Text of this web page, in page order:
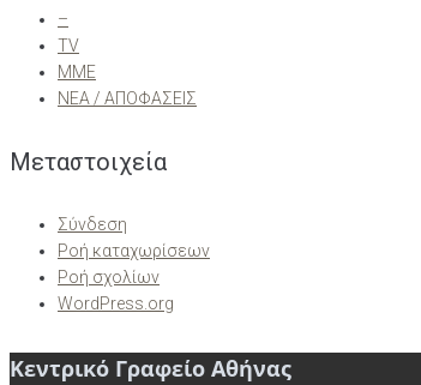
–
TV
ΜΜΕ
ΝΕΑ / ΑΠΟΦΑΣΕΙΣ
Μεταστοιχεία
Σύνδεση
Ροή καταχωρίσεων
Ροή σχολίων
WordPress.org
Κεντρικό Γραφείο Αθήνας